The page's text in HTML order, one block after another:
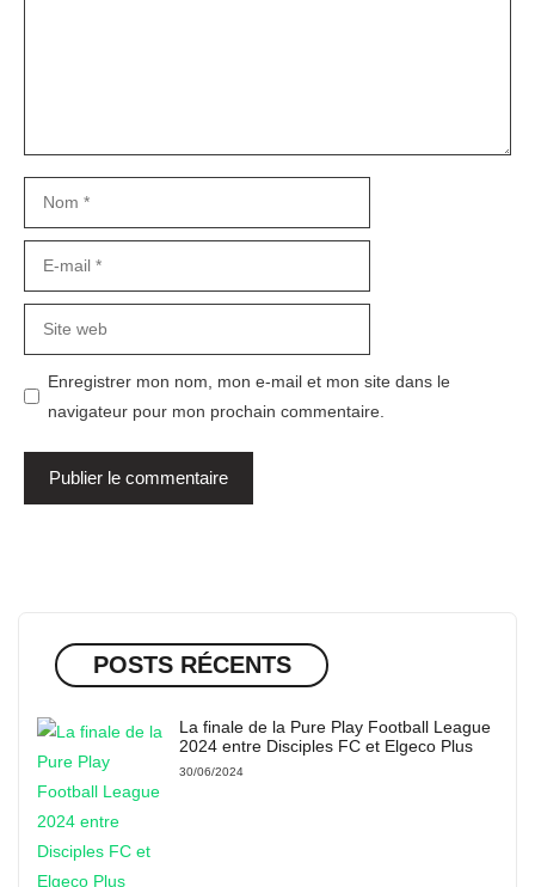
Enregistrer mon nom, mon e-mail et mon site dans le
navigateur pour mon prochain commentaire.
POSTS RÉCENTS
La finale de la Pure Play Football League
2024 entre Disciples FC et Elgeco Plus
30/06/2024